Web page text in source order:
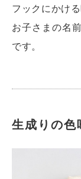
フックにかけ
お子さまの名
です。
生成りの色